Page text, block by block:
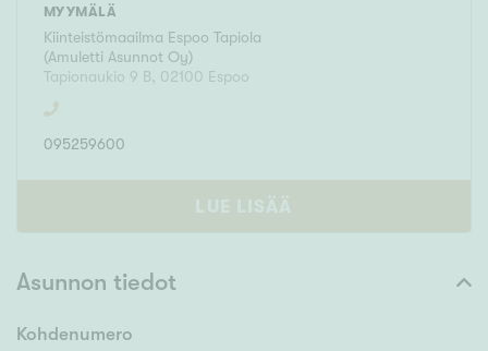
MYYMÄLÄ
Kiinteistömaailma Espoo Tapiola
(Amuletti Asunnot Oy)
Tapionaukio 9 B, 02100 Espoo
095259600
LUE LISÄÄ
Asunnon tiedot
Kohdenumero